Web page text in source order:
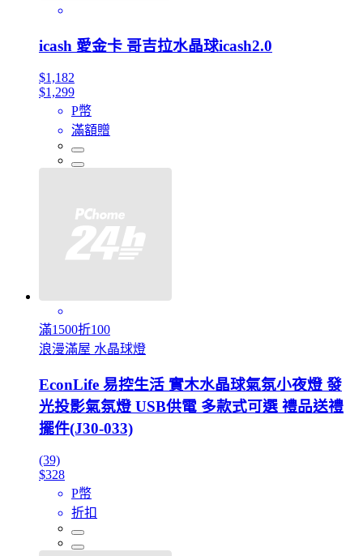
icash 愛金卡 哥吉拉水晶球icash2.0
$1,182
$1,299
P幣
滿額贈
滿1500折100
浪漫滿屋 水晶球燈
EconLife 易控生活 實木水晶球氣氛小夜燈 發
光投影氣氛燈 USB供電 多款式可選 禮品送禮
擺件(J30-033)
(39)
$328
P幣
折扣